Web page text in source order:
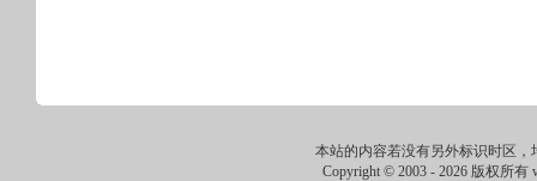
本站的内容若没有另外标识时区，
Copyright © 2003 -2026 版权所有